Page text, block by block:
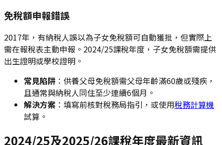
免稅額申報錯誤
2017年，有納稅人誤以為子女免稅額可自動獲批，但實際上
需在報稅表主動申報。2024/25課稅年度，子女免稅額需提供
出生證明或學校證明。
常見陷阱 ：供養父母免稅額需父母年齡滿60歲或殘疾，
且通常與納稅人同住至少連續6個月。
解決方案 ：填寫前核對稅務局指引，或使用稅務計算機
試算。
2024/25及2025/26課稅年度最新資訊